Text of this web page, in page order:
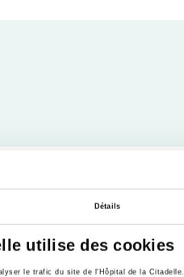
Détails
utilise des cookies
le trafic du site de l'Hôpital de la Citadelle.